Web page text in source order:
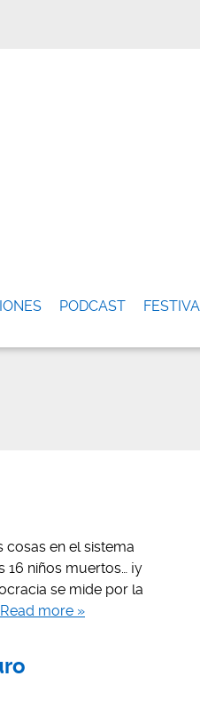
PODCAST
en el sistema
niños muertos… ¡y
se mide por la
Read more »